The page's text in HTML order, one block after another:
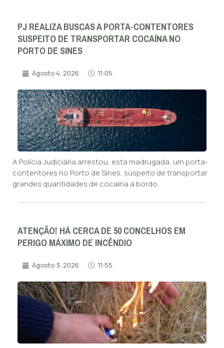
PJ REALIZA BUSCAS A PORTA-CONTENTORES
SUSPEITO DE TRANSPORTAR COCAÍNA NO
PORTO DE SINES
Agosto 4, 2026 11:05
A Polícia Judiciária arrestou, esta madrugada, um porta-
contentores no Porto de Sines, suspeito de transportar
grandes quantidades de cocaína a bordo.
ATENÇÃO! HÁ CERCA DE 50 CONCELHOS EM
PERIGO MÁXIMO DE INCÊNDIO
Agosto 3, 2026 11:55